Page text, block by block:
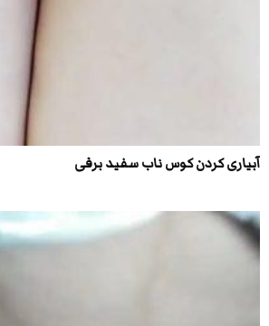
آبیاری کردن کوس ناب سفید برفی